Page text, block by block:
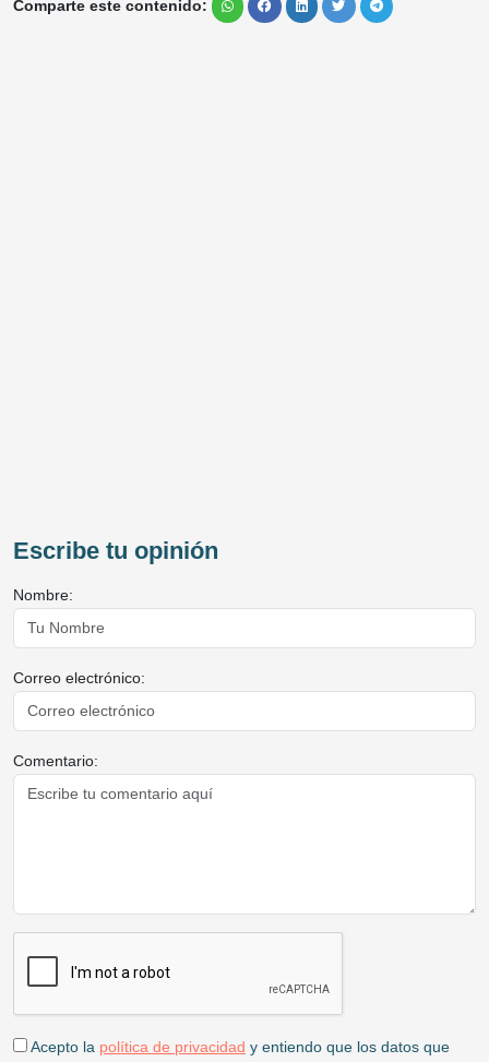
Comparte este contenido:
Escribe tu opinión
Nombre:
Correo electrónico:
Comentario:
Acepto la política de privacidad y entiendo que los datos que